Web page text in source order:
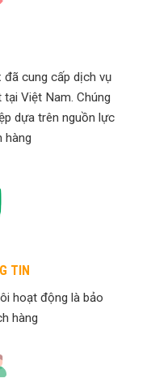
đã cung cấp dịch vụ
Việt Nam. Chúng
dựa trên nguồn lực
hàng
TIN
hoạt động là bảo
hàng